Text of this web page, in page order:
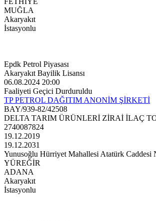
MUĞLA
Akaryakıt
İstasyonlu
Epdk Petrol Piyasası
Akaryakıt Bayilik Lisansı
06.08.2024 20:00
Faaliyeti Geçici Durduruldu
TP PETROL DAĞITIM ANONİM ŞİRKETİ
BAY/939-82/42508
DELTA TARIM ÜRÜNLERİ ZİRAİ İLAÇ
2740087824
19.12.2019
19.12.2031
Yunusoğlu Hürriyet Mahallesi Atatürk Caddesi
YÜREĞİR
ADANA
Akaryakıt
İstasyonlu